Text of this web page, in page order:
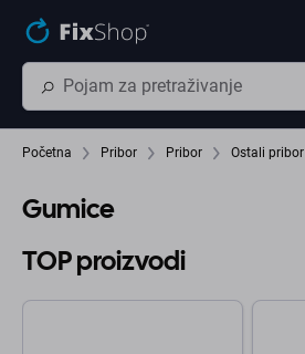
Početna Pribor Pribor Ostali pribor
Gumice
TOP proizvodi